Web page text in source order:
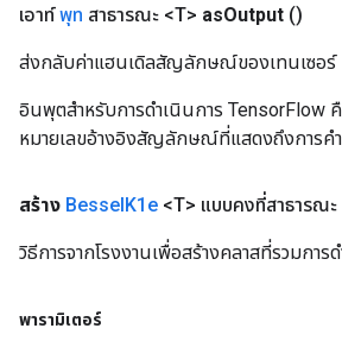
เอาท์พุท สาธารณะ <T> asOutput ()
ส่งกลับค่าแฮนเดิลสัญลักษณ์ของเทนเซอร์
อินพุตสำหรับการดำเนินการ TensorFlow
หมายเลขอ้างอิงสัญลักษณ์ที่แสดงถึงการ
สร้าง BesselK1e <T> แบบคงที่สาธารณะ
วิธีการจากโรงงานเพื่อสร้างคลาสที่รวมกา
พารามิเตอร์